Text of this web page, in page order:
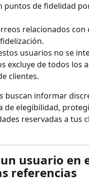
puntos de fidelidad
relacionados con
usuarios no se
excluye de todos los
clientes.
buscan informar
de elegibilidad,
reservadas a tus
usuario en
referencias